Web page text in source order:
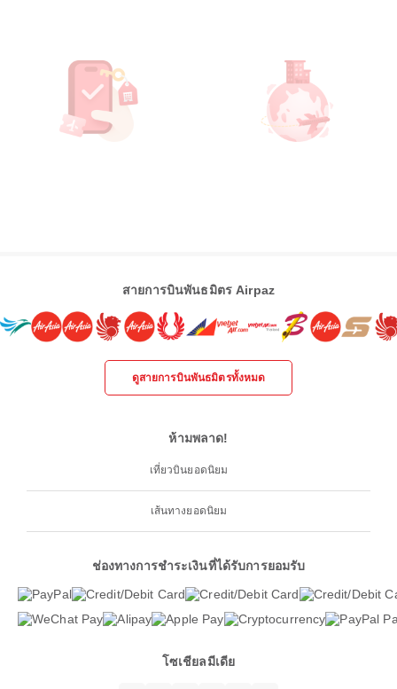
สายการบินพันธมิตร Airpaz
ดูสายการบินพันธมิตรทั้งหมด
ห้ามพลาด!
เที่ยวบินยอดนิยม
เส้นทางยอดนิยม
ช่องทางการชำระเงินที่ได้รับการยอมรับ
โซเชียลมีเดีย